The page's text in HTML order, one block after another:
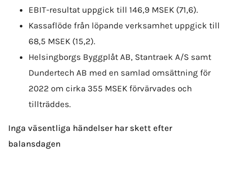
EBIT-resultat uppgick till 146,9 MSEK (71,6).
Kassaflöde från löpande verksamhet uppgick till
68,5 MSEK (15,2).
Helsingborgs Byggplåt AB, Stantraek A/S samt
Dundertech AB med en samlad omsättning för
2022 om cirka 355 MSEK förvärvades och
tillträddes.
Inga väsentliga händelser har skett efter
balansdagen